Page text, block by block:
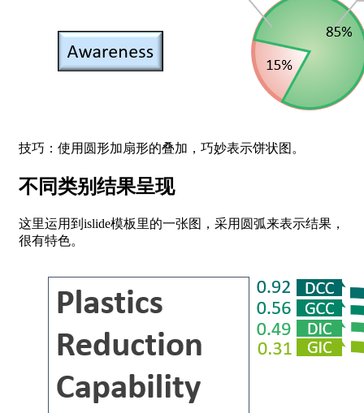
技巧：使用圆形加扇形的叠加，巧妙表示饼状图。
不同类别结果呈现
这里运用到islide模板里的一张图，采用圆弧来表示结果，
很有特色。